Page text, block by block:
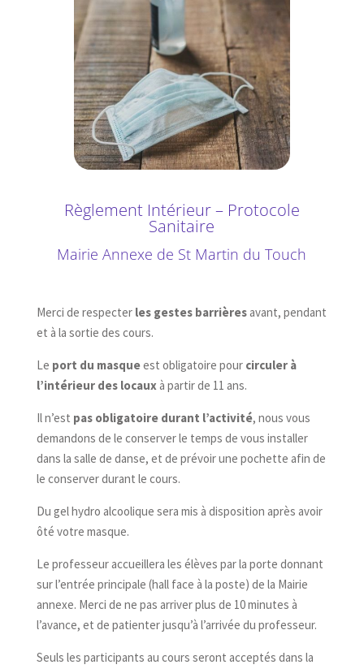
Règlement Intérieur – Protocole
Sanitaire
Mairie Annexe de St Martin du Touch
Merci de respecter les gestes barrièresavant, pendant
et à la sortie des cours.
Le port du masqueest obligatoire pour circuler à
l’intérieur des locauxà partir de 11 ans.
Il n’est pas obligatoire durant l’activité, nous vous
demandons de le conserver le temps de vous installer
dans la salle de danse, et de prévoir une pochette afin de
le conserver durant le cours.
Du gel hydro alcoolique sera mis à disposition après avoir
ôté votre masque.
Le professeur accueillera les élèves par la porte donnant
sur l’entrée principale (hall face à la poste) de la Mairie
annexe. Merci de ne pas arriver plus de 10 minutes à
l’avance, et de patienter jusqu’à l’arrivée du professeur.
Seuls les participants au cours seront acceptés dans la